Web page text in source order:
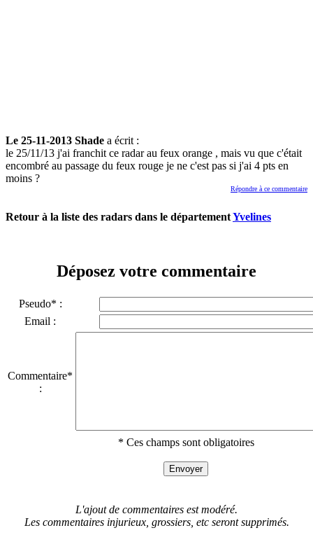
Le 25-11-2013 Shade a écrit :
le 25/11/13 j'ai franchit ce radar au feux orange , mais vu que c'était
encombré au passage du feux rouge je ne c'est pas si j'ai 4 pts en
moins ?
Répondre à ce commentaire
Retour à la liste des radars dans le départementYvelines
Déposez votre commentaire
Pseudo* :
Email :
Commentaire*
:
* Ces champs sont obligatoires
L'ajout de commentaires est modéré.
Les commentaires injurieux, grossiers, etc seront supprimés.